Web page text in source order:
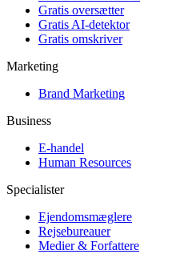
Gratis oversætter
Gratis AI-detektor
Gratis omskriver
Marketing
Brand Marketing
Business
E-handel
Human Resources
Specialister
Ejendomsmæglere
Rejsebureauer
Medier & Forfattere